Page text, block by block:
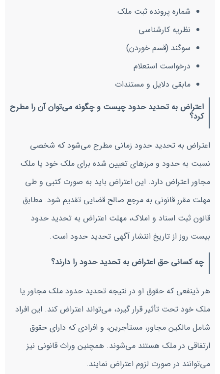
شماره پرونده ثبت ملک
نظریه کارشناسی
سوگند (قسم خوردن)
درخواست استعلام
مابقی دلایل و مستندات
اعتراض به تحدید حدود چیست و چگونه می‌توان آن را مطرح
کرد؟
اعتراض به تحدید حدود زمانی مطرح می‌شود که شخصی
نسبت به حدود و مرزهای تعیین شده برای ملک خود یا ملک
مجاور اعتراض دارد. این اعتراض باید به صورت کتبی و طی
مهلت مقرر قانونی به مرجع صالح قضایی تقدیم شود. مطابق
قانون ثبت اسناد و املاک، مهلت اعتراض به تحدید حدود
بیست روز از تاریخ انتشار آگهی تحدید حدود است.
چه کسانی حق اعتراض به تحدید حدود را دارند؟
هر ذینفعی که حقوق او در نتیجه تحدید حدود ملک مجاور یا
ملک خود تحت تأثیر قرار گیرد، می‌تواند اعتراض کند. این افراد
شامل مالکین مجاور، مستأجرین، و افرادی که دارای حقوق
ارتفاقی در ملک هستند می‌شوند. همچنین وراث قانونی نیز
می‌توانند در صورت لزوم اعتراض نمایند.